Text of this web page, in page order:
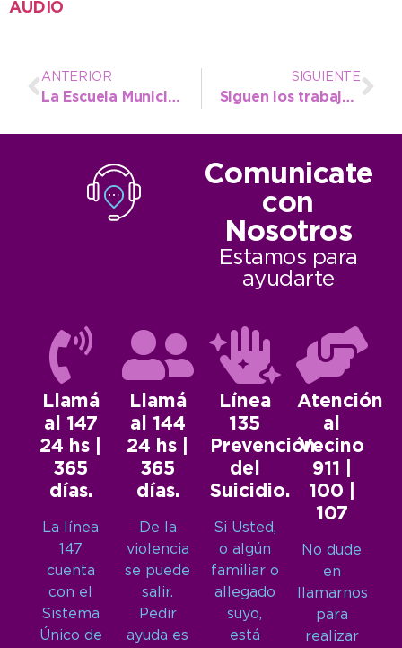
AUDIO
ANTERIOR
La Escuela Municipal de Artes de Quequén mantiene abiertas las inscripciones para sus talleres 2026
SIGUIENTE
Siguen los trabajos del EMSUR para mantener las calles de tierra de Necochea y Quequén
Comunicate
con
Nosotros
Estamos para
ayudarte
Llamá
al 147
24 hs |
365
días.
La línea
147
cuenta
con el
Sistema
Único de
Llamá
al 144
24 hs |
365
días.
De la
violencia
se puede
salir.
Pedir
ayuda es
Línea
135
Prevención
del
Suicidio.
Si Usted,
o algún
familiar o
allegado
suyo,
está
Atención
al
Vecino
911 |
100 |
107
No dude
en
llamarnos
para
realizar